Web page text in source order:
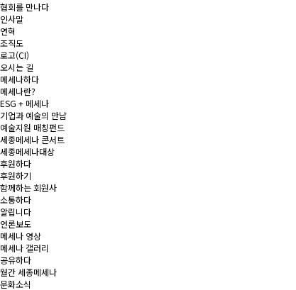
협회를 만나다
인사말
연혁
조직도
로고(CI)
오시는 길
메세나하다
메세나란?
ESG + 메세나
기업과 예술의 만남
예술지원 매칭펀드
세종메세나 콘서트
세종메세나대상
후원하다
후원하기
함께하는 회원사
소통하다
알립니다
언론보도
메세나 영상
메세나 갤러리
공유하다
월간 세종메세나
문화소식